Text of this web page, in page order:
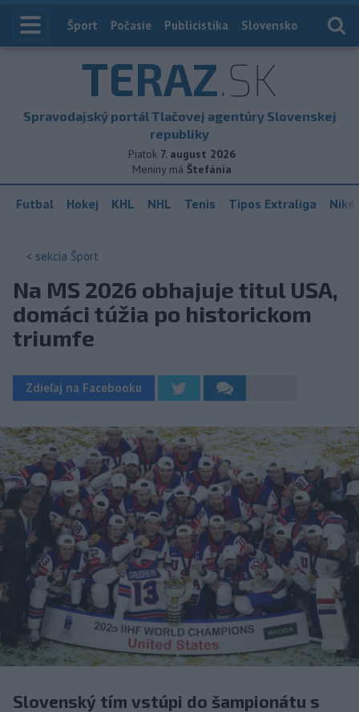
Index
Šport Počasie Publicistika Slovensko
TERAZ.SK
Spravodajský portál Tlačovej agentúry Slovenskej
republiky
Piatok 7. august 2026
Meniny má Štefánia
Futbal Hokej KHL NHL Tenis Tipos Extraliga
< sekcia Šport
Na MS 2026 obhajuje titul USA,
domáci túžia po historickom
triumfe
Zdieľaj na Facebooku
Slovenský tím vstúpi do šampionátu s